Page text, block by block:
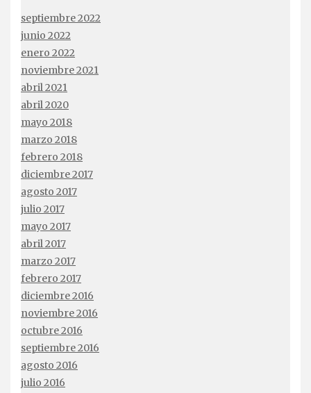
septiembre 2022
junio 2022
enero 2022
noviembre 2021
abril 2021
abril 2020
mayo 2018
marzo 2018
febrero 2018
diciembre 2017
agosto 2017
julio 2017
mayo 2017
abril 2017
marzo 2017
febrero 2017
diciembre 2016
noviembre 2016
octubre 2016
septiembre 2016
agosto 2016
julio 2016